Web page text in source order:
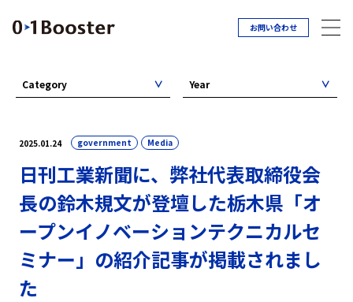
お問い合わせ
2025.01.24 government Media
日刊工業新聞に、弊社代表取締役会
長の鈴木規文が登壇した栃木県「オ
ープンイノベーションテクニカルセ
ミナー」の紹介記事が掲載されまし
た
Category Year